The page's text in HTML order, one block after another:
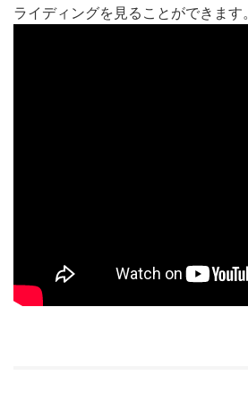
ライディングを見ることができます。